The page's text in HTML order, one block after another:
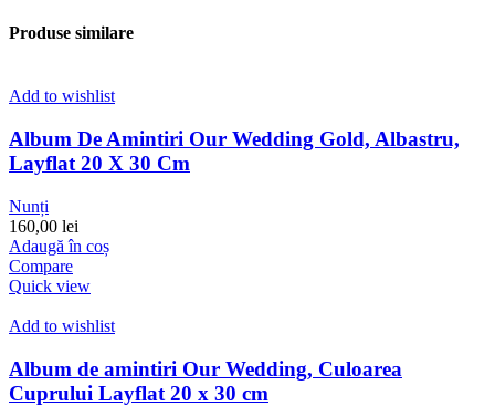
Produse similare
Add to wishlist
Album De Amintiri Our Wedding Gold, Albastru,
Layflat 20 X 30 Cm
Nunți
160,00 lei
Adaugă în coș
Compare
Quick view
Add to wishlist
Album de amintiri Our Wedding, Culoarea
Cuprului Layflat 20 x 30 cm